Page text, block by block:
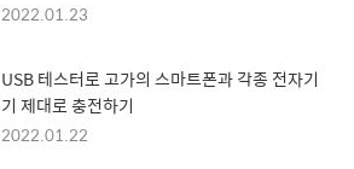
2022.01.23
USB 테스터로 고가의 스마트폰과 각종 전자기
기 제대로 충전하기
2022.01.22